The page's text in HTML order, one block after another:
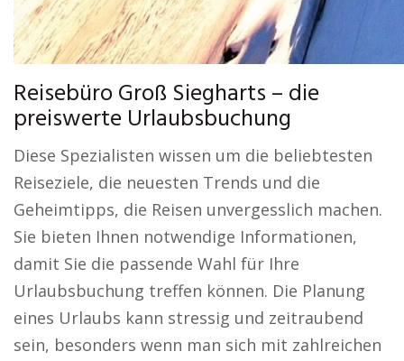
Reisebüro Groß Siegharts – die
preiswerte Urlaubsbuchung
Diese Spezialisten wissen um die beliebtesten
Reiseziele, die neuesten Trends und die
Geheimtipps, die Reisen unvergesslich machen.
Sie bieten Ihnen notwendige Informationen,
damit Sie die passende Wahl für Ihre
Urlaubsbuchung treffen können. Die Planung
eines Urlaubs kann stressig und zeitraubend
sein, besonders wenn man sich mit zahlreichen